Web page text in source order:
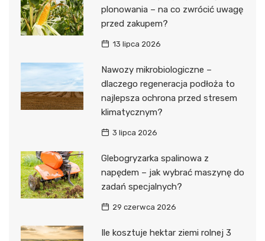
plonowania – na co zwrócić uwagę
przed zakupem?
13 lipca 2026
Nawozy mikrobiologiczne –
dlaczego regeneracja podłoża to
najlepsza ochrona przed stresem
klimatycznym?
3 lipca 2026
Glebogryzarka spalinowa z
napędem – jak wybrać maszynę do
zadań specjalnych?
29 czerwca 2026
Ile kosztuje hektar ziemi rolnej 3